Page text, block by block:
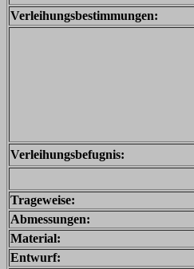
Verleihungsbestimmungen:
Verleihungsbefugnis:
Trageweise:
Abmessungen:
Material:
Entwurf: